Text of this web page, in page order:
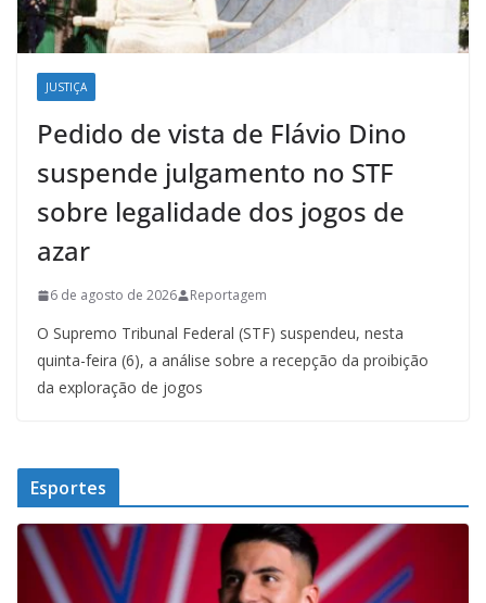
JUSTIÇA
Pedido de vista de Flávio Dino
suspende julgamento no STF
sobre legalidade dos jogos de
azar
6 de agosto de 2026 Reportagem
O Supremo Tribunal Federal (STF) suspendeu, nesta
quinta-feira (6), a análise sobre a recepção da proibição
da exploração de jogos
Esportes